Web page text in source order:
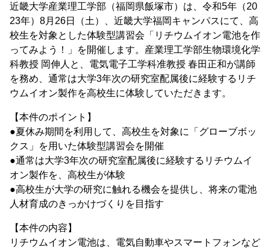
近畿大学産業理工学部（福岡県飯塚市）は、令和5年（20
23年）8月26日（土）、近畿大学福岡キャンパスにて、高
校生を対象とした体験型講習会「リチウムイオン電池を作
ってみよう！」を開催します。産業理工学部生物環境化学
科教授 岡伸人と、電気電子工学科准教授 春田正和が講師
を務め、通常は大学3年次の研究室配属後に経験するリチ
ウムイオン製作を高校生に体験していただきます。
【本件のポイント】
●夏休み期間を利用して、高校生を対象に「グローブボッ
クス」を用いた体験型講習会を開催
●通常は大学3年次の研究室配属後に経験するリチウムイ
オン製作を、高校生が体験
●高校生が大学の研究に触れる機会を提供し、将来の電池
人材育成のきっかけづくりを目指す
【本件の内容】
リチウムイオン電池は、電気自動車やスマートフォンなど